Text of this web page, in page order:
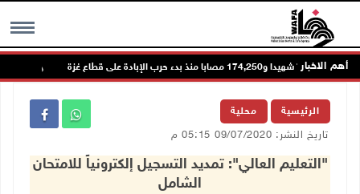
MENU أهم الاخبار
73,386 شهيدا و174,250 مصابا منذ بدء حرب الإبادة على قطاع غزة
الرئيسية محلية
تاريخ النشر: 09/07/2020 05:15 م
"التعليم العالي": تمديد التسجيل إلكترونياً للامتحان
الشامل